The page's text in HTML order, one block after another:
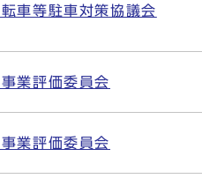
車等駐車対策協議会
業評価委員会
業評価委員会